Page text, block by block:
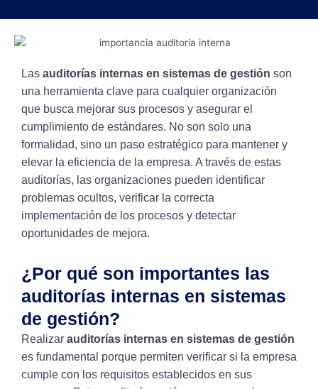
Las auditorías internas en sistemas de gestión son
una herramienta clave para cualquier organización
que busca mejorar sus procesos y asegurar el
cumplimiento de estándares. No son solo una
formalidad, sino un paso estratégico para mantener y
elevar la eficiencia de la empresa. A través de estas
auditorías, las organizaciones pueden identificar
problemas ocultos, verificar la correcta
implementación de los procesos y detectar
oportunidades de mejora.
¿Por qué son importantes las
auditorías internas en sistemas
de gestión?
Realizar auditorías internas en sistemas de gestión
es fundamental porque permiten verificar si la empresa
cumple con los requisitos establecidos en sus